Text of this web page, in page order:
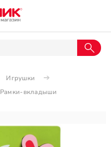
Игрушки
Рамки-вкладыши